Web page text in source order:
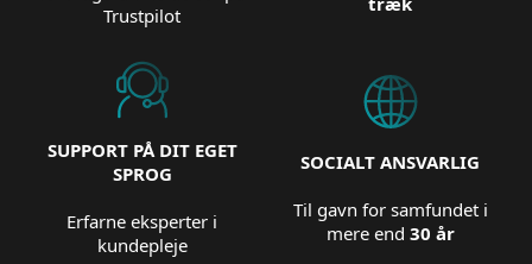
Trustpilot
SUPPORT PÅ DIT EGET
SPROG
Erfarne eksperter i
kundepleje
SOCIALT ANSVARLIG
Til gavn for samfundet i
mere end 30 år